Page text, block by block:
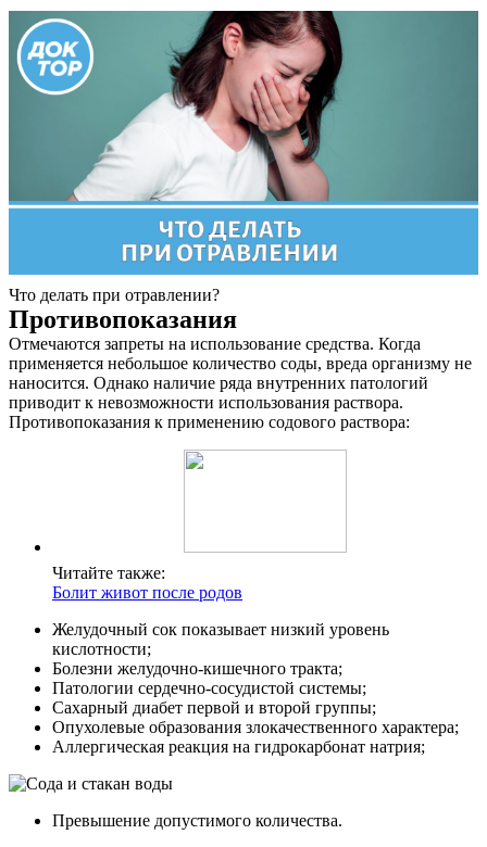
О нас
Услуги
Статьи
Контакты
Что делать при отравлении?
Противопоказания
Отмечаются запреты на использование средства. Когда
применяется небольшое количество соды, вреда организму не
наносится. Однако наличие ряда внутренних патологий
приводит к невозможности использования раствора.
Противопоказания к применению содового раствора:
Читайте также:
Болит живот после родов
Желудочный сок показывает низкий уровень
кислотности;
Болезни желудочно-кишечного тракта;
Патологии сердечно-сосудистой системы;
Сахарный диабет первой и второй группы;
Опухолевые образования злокачественного характера;
Аллергическая реакция на гидрокарбонат натрия;
Превышение допустимого количества.